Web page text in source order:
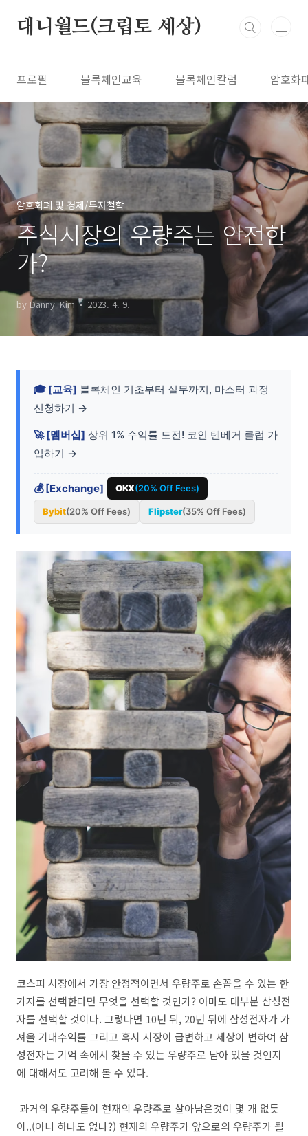
대니월드(크립토 세상)
프로필 블록체인교육 블록체인칼럼 암호화
암호화폐 및 경제/투자철학
주식시장의 우량주는 안전한
가?
by Danny_Kim 2023. 4. 9.
🎓 [교육] 블록체인 기초부터 실무까지, 마스터 과정
신청하기 →
🚀 [멤버십] 상위 1% 수익률 도전! 코인 텐베거 클럽 가
입하기 →
💰 [Exchange] OKX(20% Off Fees)
Bybit(20% Off Fees) Flipster(35% Off Fees)
코스피 시장에서 가장 안정적이면서 우량주로 손꼽을 수 있는 한
가지를 선택한다면 무엇을 선택할 것인가? 아마도 대부분 삼성전
자를 선택할 것이다. 그렇다면 10년 뒤, 20년 뒤에 삼성전자가 가
져올 기대수익률 그리고 혹시 시장이 급변하고 세상이 변하여 삼
성전자는 기억 속에서 찾을 수 있는 우량주로 남아 있을 것인지
에 대해서도 고려해 볼 수 있다.
과거의 우량주들이 현재의 우량주로 살아남은것이 몇 개 없듯
이..(아니 하나도 없나?) 현재의 우량주가 앞으로의 우량주가 될